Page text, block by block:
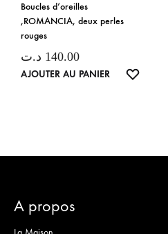
Boucles d’oreilles
,ROMANCIA, deux perles
rouges
140.00 د.ت
AJOUTER AU PANIER
A propos